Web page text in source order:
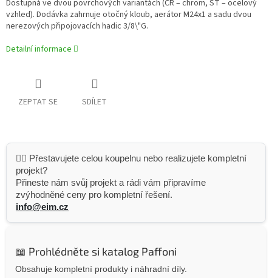
Dostupná ve dvou povrchových variantách (CR – chrom, ST – ocelový
vzhled). Dodávka zahrnuje otočný kloub, aerátor M24x1 a sadu dvou
nerezových připojovacích hadic 3/8\"G.
Detailní informace
ZEPTAT SE SDÍLET
👷‍♂️ Přestavujete celou koupelnu nebo realizujete kompletní
projekt?
Přineste nám svůj projekt a rádi vám připravíme
zvýhodněné ceny pro kompletní řešení.
info@eim.cz
📖 Prohlédněte si katalog Paffoni
Obsahuje kompletní produkty i náhradní díly.